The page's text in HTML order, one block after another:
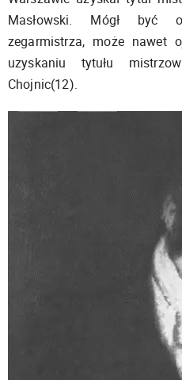
Masłowski. Mógł być
zegarmistrza, może nawet
uzyskaniu tytułu
Chojnic(12).